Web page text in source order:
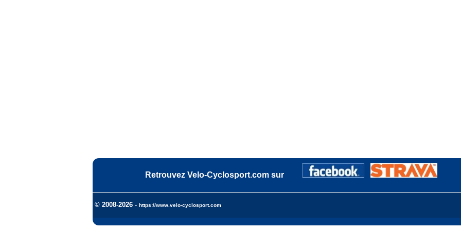
Retrouvez Velo-Cyclosport.com sur
© 2008-2026 - https://www.velo-cyclosport.com